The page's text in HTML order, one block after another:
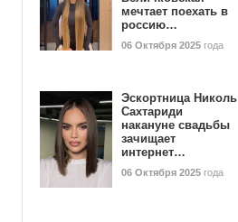
мечтает поехать в
россию…
06 Октября 2025 года
Эскортница Николь
Сахтариди
накануне свадьбы
зачищает
интернет…
06 Октября 2025 года